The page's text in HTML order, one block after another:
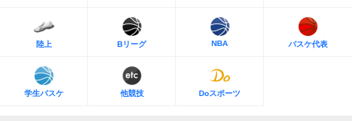
陸上 Bリーグ NBA バスケ代表
学生バスケ 他競技 Doスポーツ